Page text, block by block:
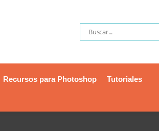
Recursos para Photoshop Tutoriales